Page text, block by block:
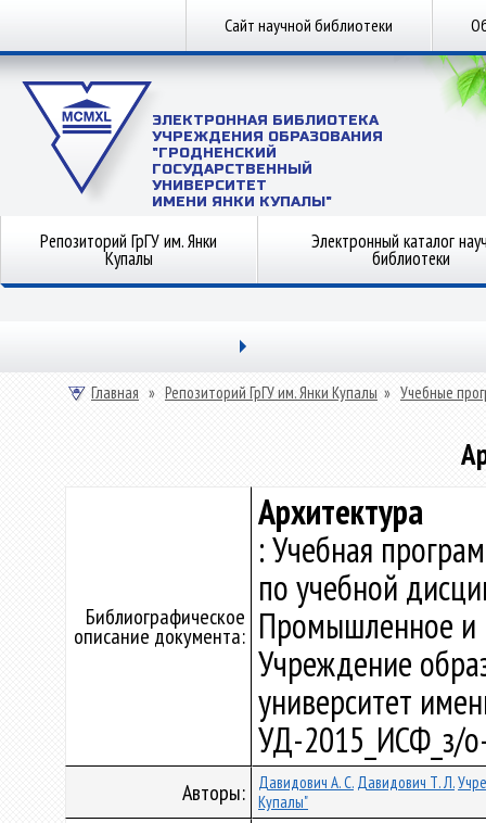
Сайт научной библиотеки
ЭЛЕКТРОННАЯ БИБЛИОТЕКА
УЧРЕЖДЕНИЯ ОБРАЗОВАНИЯ
"ГРОДНЕНСКИЙ
ГОСУДАРСТВЕННЫЙ
УНИВЕРСИТЕТ
ИМЕНИ ЯНКИ КУПАЛЫ"
Репозиторий ГрГУ им. Янки
Купалы
Электронный каталог
библиотеки
Главная » Репозиторий ГрГУ им. Янки Купалы » Учебные
Библиографическое
описание документа:
Архитектура
: Учебная
по учебной
Промышленное и
Учреждение
университет
УД-2015_ИСФ_з/
Авторы: Давидович А. С. Давидович Т. Л.
Купалы"